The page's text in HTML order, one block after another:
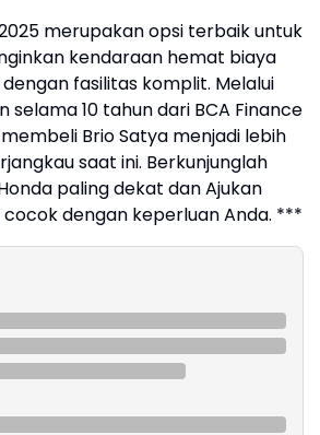
merupakan opsi terbaik untuk
kendaraan hemat biaya
fasilitas komplit. Melalui
selama 10 tahun dari BCA Finance
Brio Satya menjadi lebih
saat ini. Berkunjunglah
paling dekat dan Ajukan
dengan keperluan Anda. ***